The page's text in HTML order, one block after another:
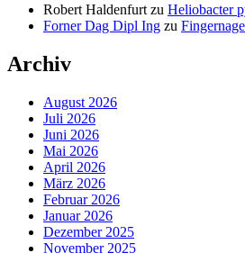
Robert Haldenfurt zu Heliobacter
Forner Dag Dipl Ing zu
Archiv
August 2026
Juli 2026
Juni 2026
Mai 2026
April 2026
März 2026
Februar 2026
Januar 2026
Dezember 2025
November 2025